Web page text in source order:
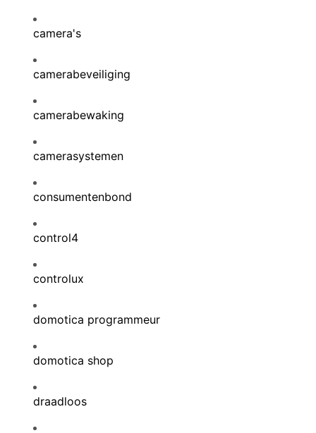
camera's
camerabeveiliging
camerabewaking
camerasystemen
consumentenbond
control4
controlux
domotica programmeur
domotica shop
draadloos